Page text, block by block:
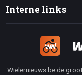
Interne links
Wielernieuws.be de